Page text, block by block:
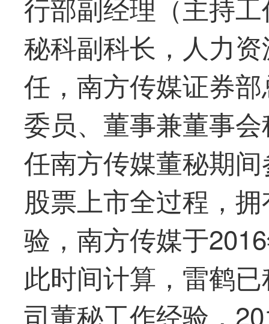
秘科副科长，人力
任，南方传媒证券
委员、董事兼董事
任南方传媒董秘期
股票上市全过程，
验，南方传媒于
此时间计算，雷鹤
司董秘工作经验，